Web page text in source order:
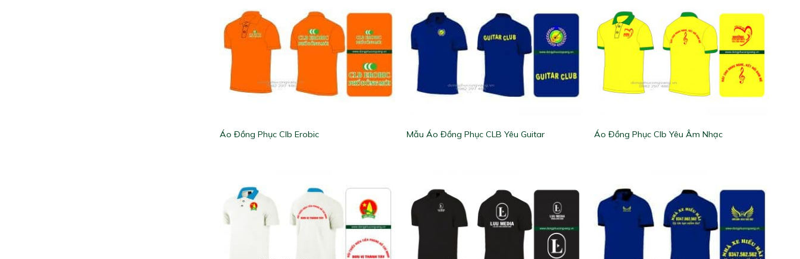
Áo Đồng Phục Clb Erobic Mẫu Áo Đồng Phục CLB Yêu Guitar Áo Đồng Phục Clb Yêu Âm Nhạc